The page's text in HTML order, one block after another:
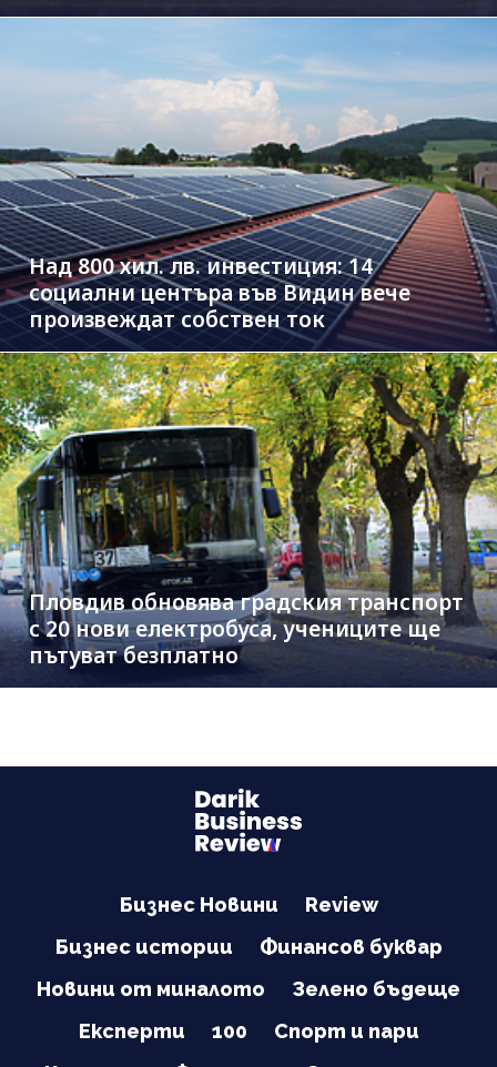
Над 800 хил. лв. инвестиция: 14
социални центъра във Видин вече
произвеждат собствен ток
Пловдив обновява градския транспорт
с 20 нови електробуса, учениците ще
пътуват безплатно
Бизнес Новини
Review
Бизнес истории
Финансов буквар
Новини от миналото
Зелено бъдеще
Експерти
100
Спорт и пари